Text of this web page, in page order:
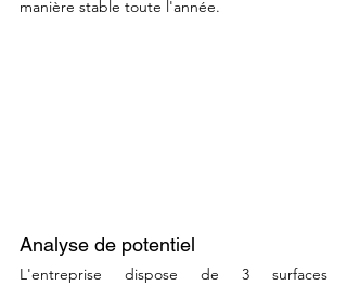
manière stable toute l'année.
Analyse de potentiel
L'entreprise dispose de 3 surfaces